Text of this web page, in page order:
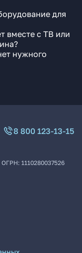
для
вместе с ТВ или
нужного
8 800 123-13-15
ОГРН: 1110280037526